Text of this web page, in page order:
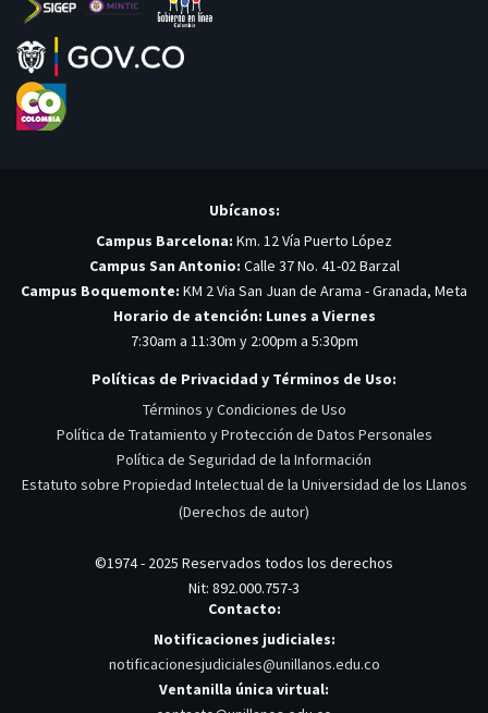
Ubícanos:
Campus Barcelona: Km. 12 Vía Puerto López
Campus San Antonio: Calle 37 No. 41-02 Barzal
Campus Boquemonte: KM 2 Via San Juan de Arama - Granada, Meta
Horario de atención: Lunes a Viernes
7:30am a 11:30m y 2:00pm a 5:30pm
Políticas de Privacidad y Términos de Uso:
Términos y Condiciones de Uso
Política de Tratamiento y Protección de Datos Personales
Política de Seguridad de la Información
Estatuto sobre Propiedad Intelectual de la Universidad de los Llanos
(Derechos de autor)
©1974 - 2025 Reservados todos los derechos
Nit: 892.000.757-3
Contacto:
Notificaciones judiciales:
notificacionesjudiciales@unillanos.edu.co
Ventanilla única virtual: